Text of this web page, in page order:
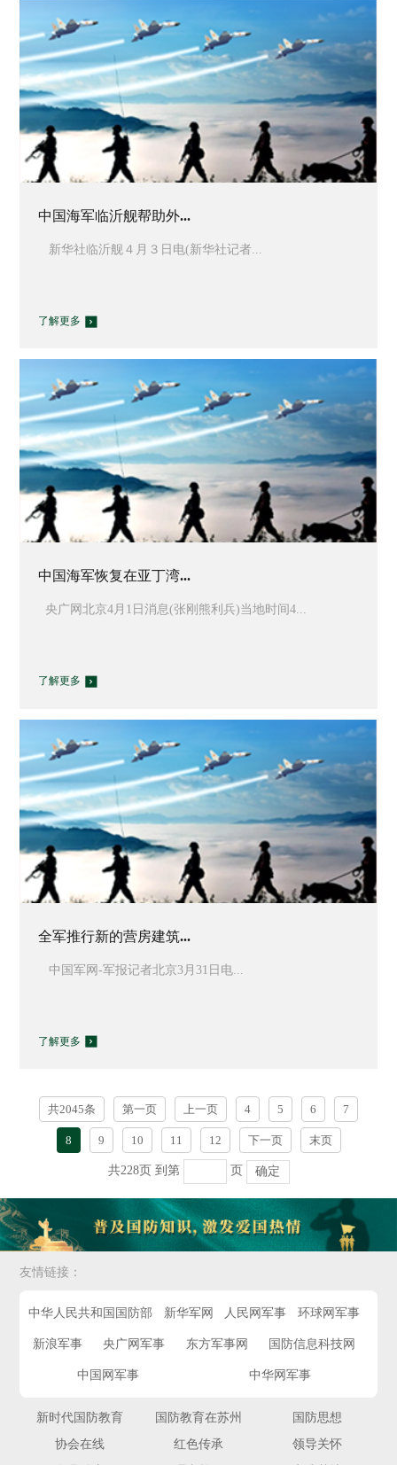
中国海军临沂舰帮助外...
新华社临沂舰４月３日电(新华社记者...
了解更多
中国海军恢复在亚丁湾...
央广网北京4月1日消息(张刚熊利兵)当地时间4...
了解更多
全军推行新的营房建筑...
中国军网-军报记者北京3月31日电...
了解更多
共2045条 第一页 上一页 4 5 6 7
8 9 10 11 12 下一页 末页
共228页 到第 页 确定
友情链接：
中华人民共和国国防部 新华军网 人民网军事 环球网军事
新浪军事 央广网军事 东方军事网 国防信息科技网
中国网军事 中华网军事
新时代国防教育 国防教育在苏州
国防思想
协会在线
红色传承
领导关怀